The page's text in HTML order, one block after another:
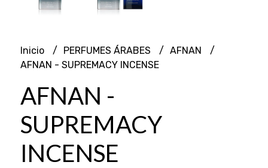
Inicio PERFUMES ÁRABES
AFNAN
AFNAN - SUPREMACY INCENSE
AFNAN -
SUPREMACY
INCENSE